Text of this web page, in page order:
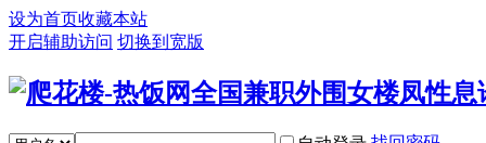
设为首页收藏本站
开启辅助访问 切换到宽版